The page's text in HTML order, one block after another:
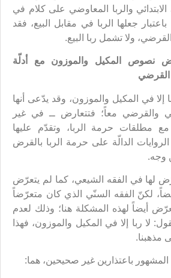
الابتدائي والربا المعاوضي على كلام في
جعلها الربا في مقابل البيع، فقد
ولا تشمل ربا البيع.
نصوص المكيل والموزون مع أدلّة
القرضي
إلا في المكيل والموزون، وقد يدّعى أنها
والقرضي معاً؛ فتتعارض ــ في غير
مع مطلقات حرمة الربا، وتقدّم عليها
الدالّة على حرمة الربا بالقرض
وجه.
لها في الفقه الشيعي، كما لم يتعرّض
لكنّ الفقه السنّي الذي كان متعرّضاً
أيضاً لهذه المشكلة هنا؛ وذلك لعدم
لا ربا إلا في المكيل والموزون، فهذا
مذهبنا.
المشهور باعتذارين غير صحيحين، هما: